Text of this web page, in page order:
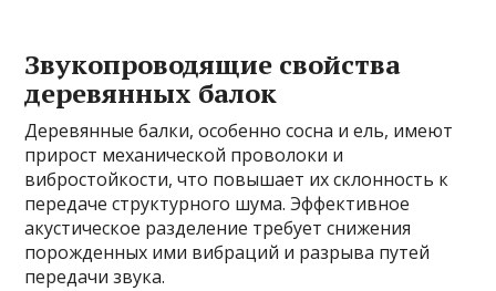
Звукопроводящие свойства
деревянных балок
Деревянные балки, особенно сосна и ель, имеют
прирост механической проволоки и
вибростойкости, что повышает их склонность к
передаче структурного шума. Эффективное
акустическое разделение требует снижения
порожденных ими вибраций и разрыва путей
передачи звука.